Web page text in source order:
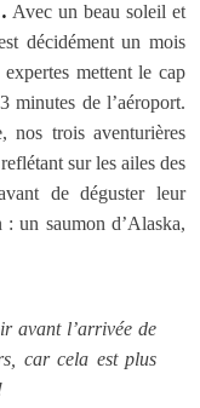
Avec un beau soleil et
décidément un mois
mettent le cap
minutes de l’aéroport.
nos trois aventurières
sur les ailes des
de déguster leur
un saumon d’Alaska,
avant l’arrivée de
car cela est plus